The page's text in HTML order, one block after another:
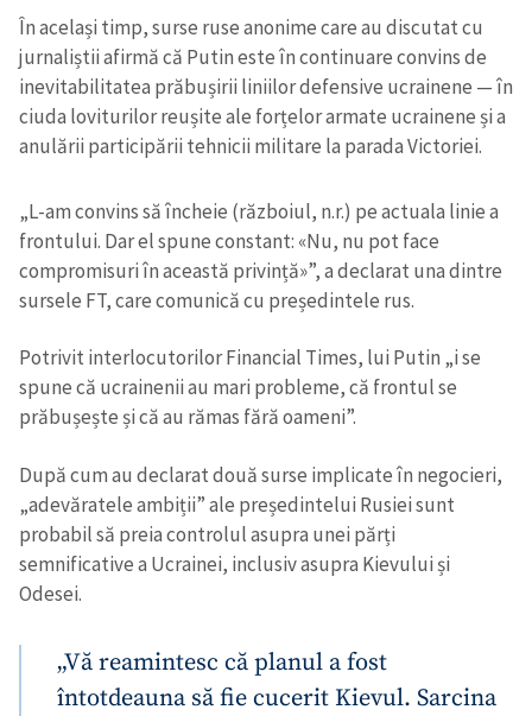
În același timp, surse ruse anonime care au discutat cu
jurnaliștii afirmă că Putin este în continuare convins de
inevitabilitatea prăbușirii liniilor defensive ucrainene — în
ciuda loviturilor reușite ale forțelor armate ucrainene și a
anulării participării tehnicii militare la parada Victoriei.
„L-am convins să încheie (războiul, n.r.) pe actuala linie a
frontului. Dar el spune constant: «Nu, nu pot face
compromisuri în această privință»”, a declarat una dintre
sursele FT, care comunică cu președintele rus.
Potrivit interlocutorilor Financial Times, lui Putin „i se
spune că ucrainenii au mari probleme, că frontul se
prăbușește și că au rămas fără oameni”.
După cum au declarat două surse implicate în negocieri,
„adevăratele ambiții” ale președintelui Rusiei sunt
probabil să preia controlul asupra unei părți
semnificative a Ucrainei, inclusiv asupra Kievului și
Odesei.
„Vă reamintesc că planul a fost
întotdeauna să fie cucerit Kievul. Sarcina